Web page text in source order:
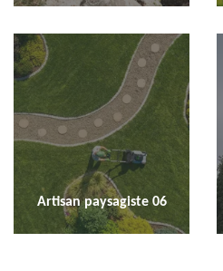
Artisan paysagiste 06